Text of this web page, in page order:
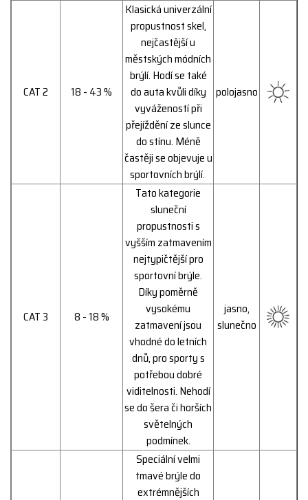
CAT 2 18 - 43 %
Klasická univerzální
propustnost skel,
nejčastější u
městských módních
brýlí. Hodí se také
do auta kvůlidíky
vyvážeností při
přejíždění ze slunce
do stínu. Méně
častěji se objevuje u
sportovních brýlí.
polojasno
CAT 3 8 - 18 %
Tato kategorie
sluneční
propustnosti s
vyšším zatmavením
nejtypičtější pro
sportovní brýle.
Díky poměrně
vysokému
zatmavení jsou
vhodné do letních
dnů, pro sporty s
potřebou dobré
viditelnosti. Nehodí
se do šera či horších
světelných
podmínek.
jasno,
slunečno
Speciální velmi
tmavé brýle do
extrémnějších